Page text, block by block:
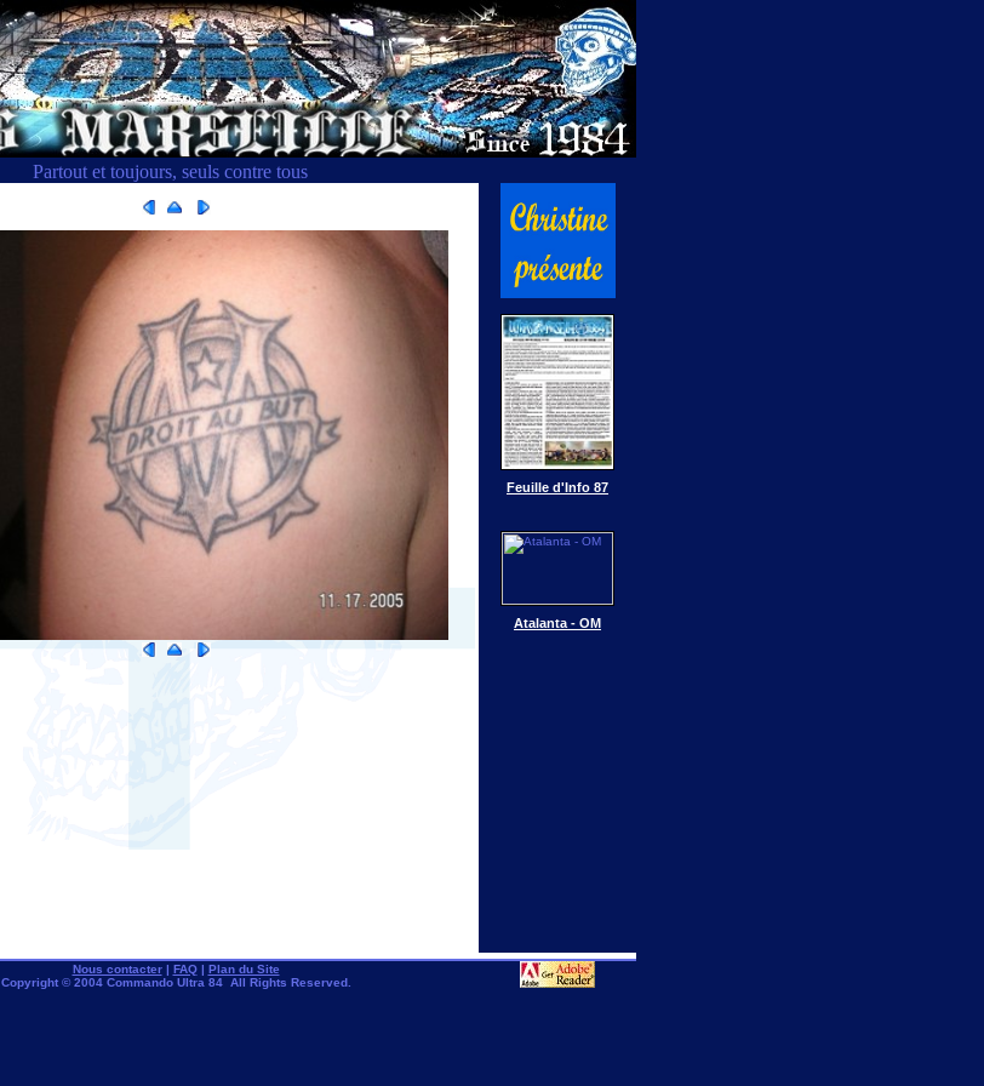
Partout et toujours, seuls contre tous
Feuille d'Info 87
Atalanta - OM
Nous contacter| FAQ| Plan du Site
Copyright © 2004 Commando Ultra 84 All Rights Reserved.